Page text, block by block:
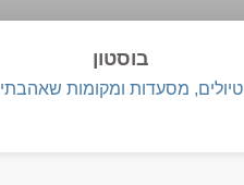
בוסטון
טיולים, מסעדות ומקומות שאהבתי